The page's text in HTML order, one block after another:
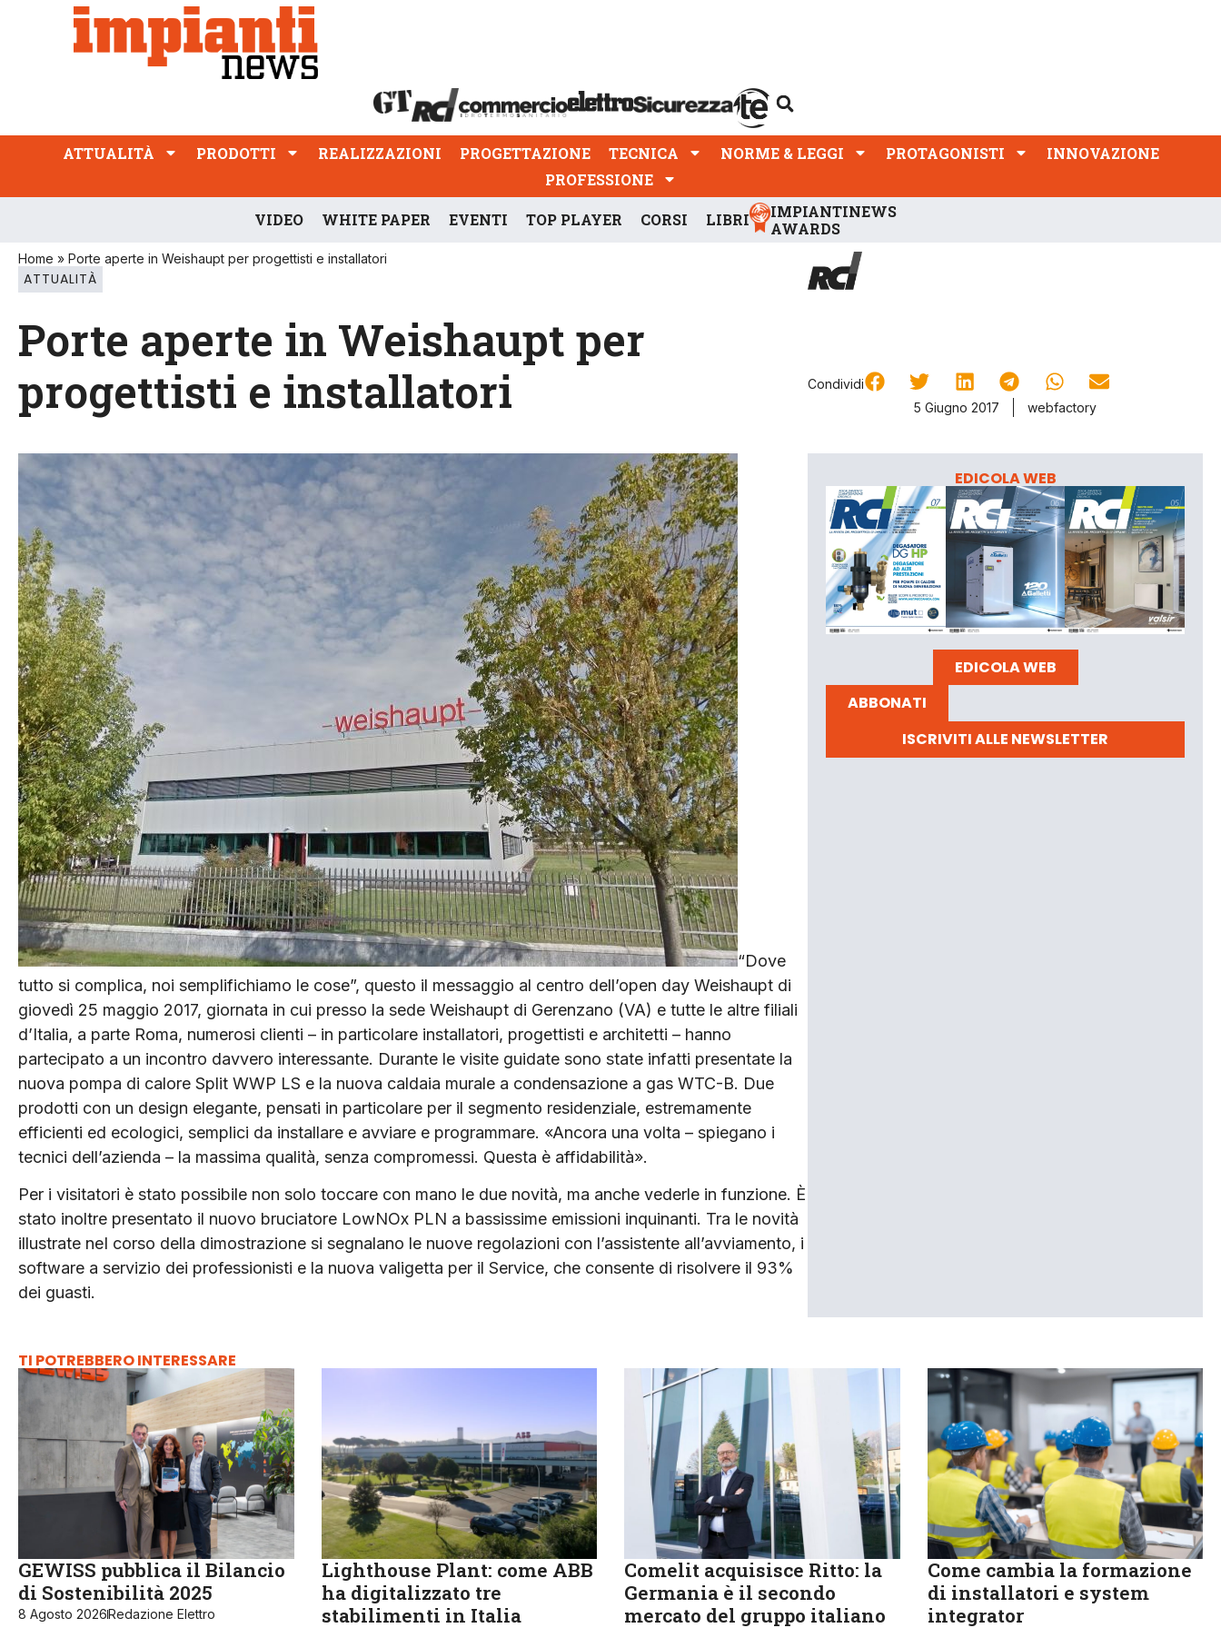
ATTUALITÀ PRODOTTI REALIZZAZIONI
PROFESSIONE
ATTUALITÀ PRODOTTI REALIZZAZIONI PROGETTAZIONE TECNICA NORME & LEGGI PROTAGONISTI
INNOVAZIONE
PROFESSIONE
VIDEO WHITE PAPER EVENTI TOP PLAYER CORSI LIBRI
IMPIANTINEWS
AWARDS
Home » Porte aperte in Weishaupt per progettisti e installatori
ATTUALITÀ
Porte aperte in Weishaupt per
progettisti e installatori
Condividi
5 Giugno 2017
webfactory
“Dove
tutto si complica, noi semplifichiamo le cose”, questo il messaggio al centro dell’open day Weishaupt di
giovedì 25 maggio 2017, giornata in cui presso la sede Weishaupt di Gerenzano (VA) e tutte le altre filiali
d’Italia, a parte Roma, numerosi clienti – in particolare installatori, progettisti e architetti – hanno
partecipato a un incontro davvero interessante. Durante le visite guidate sono state infatti presentate la
nuova pompa di calore Split WWP LS e la nuova caldaia murale a condensazione a gas WTC-B. Due
prodotti con un design elegante, pensati in particolare per il segmento residenziale, estremamente
efficienti ed ecologici, semplici da installare e avviare e programmare. «Ancora una volta – spiegano i
tecnici dell’azienda – la massima qualità, senza compromessi. Questa è affidabilità».
Per i visitatori è stato possibile non solo toccare con mano le due novità, ma anche vederle in funzione. È
stato inoltre presentato il nuovo bruciatore LowNOx PLN a bassissime emissioni inquinanti. Tra le novità
illustrate neI corso della dimostrazione si segnalano le nuove regolazioni con l’assistente all’avviamento, i
software a servizio dei professionisti e la nuova valigetta per il Service, che consente di risolvere il 93%
dei guasti.
EDICOLA WEB
EDICOLA WEB
ABBONATI
ISCRIVITI ALLE NEWSLETTER
TI POTREBBERO INTERESSARE
GEWISS pubblica il Bilancio
di Sostenibilità 2025
8 Agosto 2026Redazione Elettro
Lighthouse Plant: come ABB
ha digitalizzato tre
stabilimenti in Italia
Comelit acquisisce Ritto: la
Germania è il secondo
mercato del gruppo italiano
Come cambia la formazione
di installatori e system
integrator